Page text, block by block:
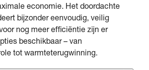
economie. Het doordachte
bijzonder eenvoudig, veilig
nog meer efficiëntie zijn er
beschikbaar – van
tot warmteterugwinning.